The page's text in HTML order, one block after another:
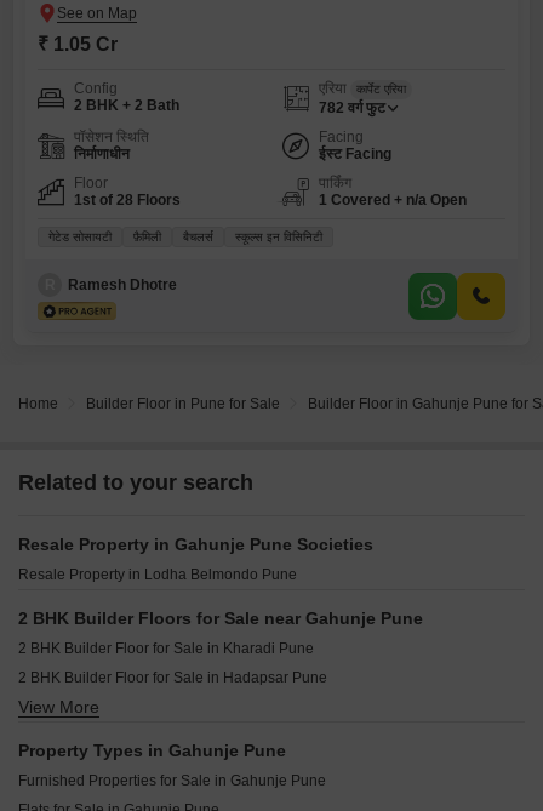
₹ 1.05 Cr
Config
2 BHK + 2 Bath
एरिया कार्पेट एरिया
782 वर्ग फुट
पॉसेशन स्थिति
निर्माणाधीन
Facing
ईस्ट Facing
Floor
1st of 28 Floors
पार्किंग
1 Covered + n/a Open
गेटेड सोसायटी फ़ैमिली बैचलर्स स्कूल्स इन विसिनिटी
Ramesh Dhotre
Home Builder Floor in Pune for Sale Builder Floor in Gahunje Pune for
Related to your search
Resale Property in Gahunje Pune Societies
Resale Property in Lodha Belmondo Pune
2 BHK Builder Floors for Sale near Gahunje Pune
2 BHK Builder Floor for Sale in Kharadi Pune
2 BHK Builder Floor for Sale in Hadapsar Pune
2 BHK Builder Floor for Sale in Wagholi Pune
2 BHK Builder Floor for Sale in Mohammadwadi Pune
View More
Property Types in Gahunje Pune
Furnished Properties for Sale in Gahunje Pune